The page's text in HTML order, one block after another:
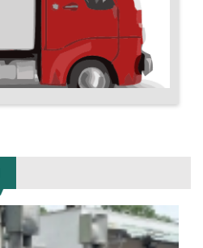
xoay đảo thuận nghịch. Vật liệu...
MÁY TRỘN BỘT KHÔ 200KG
Máy trộn bột khô 200kg được gia công
trộn các loại bột khô trong các ngành...
chọn máy nghiền màu sơn Á Âu: hiệu
suất cao, kiểm soát nhiệt tốt, tiết kiệm
chi...